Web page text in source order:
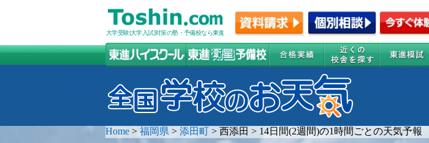
大学受験(大学入試)対策の塾・予備校なら東進
Home > 福岡県 > 添田町 > 西添田 > 14日間(2週間)の1時間ごとの天気予報